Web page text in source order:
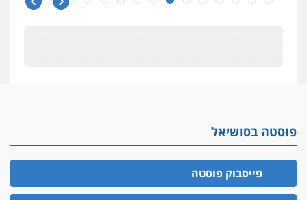
אלה המינויים
הוועדה לבחירת שופטים בחרה 26 שופטים ורשמים
נוספים
ראו הוזהרתם
פוסטה בסושיאל
פייסבוק פוסטה